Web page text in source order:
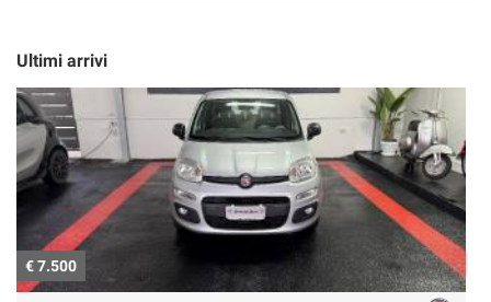
Ultimi arrivi
€ 7.500